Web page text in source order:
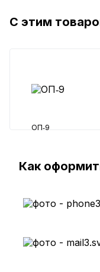
313 ₽
С этим
ОП‑9
Как